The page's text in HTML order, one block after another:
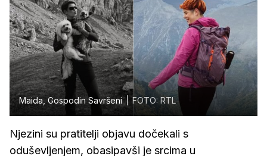
Maida, Gospodin Savršeni FOTO: RTL
Njezini su pratitelji objavu dočekali s
oduševljenjem, obasipavši je srcima u